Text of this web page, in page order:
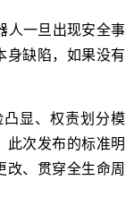
人一旦出现安全事
身缺陷，如果没有
显、权责划分模
此次发布的标准明
改、贯穿全生命周